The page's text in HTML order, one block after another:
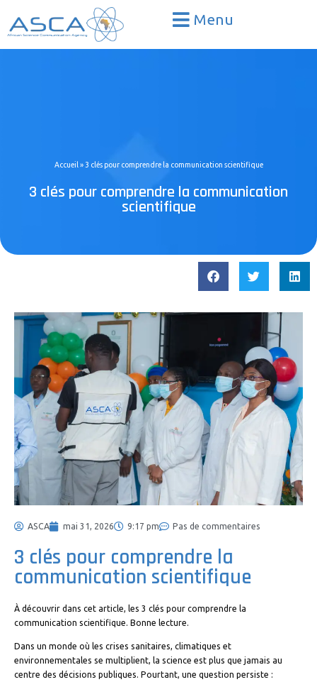
Menu
Accueil » 3 clés pour comprendre la communication scientifique
3 clés pour comprendre la communication
scientifique
ASCA mai 31, 2026 9:17 pm Pas de commentaires
3 clés pour comprendre la
communication scientifique
À découvrir dans cet article, les 3 clés pour comprendre la
communication scientifique. Bonne lecture.
Dans un monde où les crises sanitaires, climatiques et
environnementales se multiplient, la science est plus que jamais au
centre des décisions publiques. Pourtant, une question persiste :